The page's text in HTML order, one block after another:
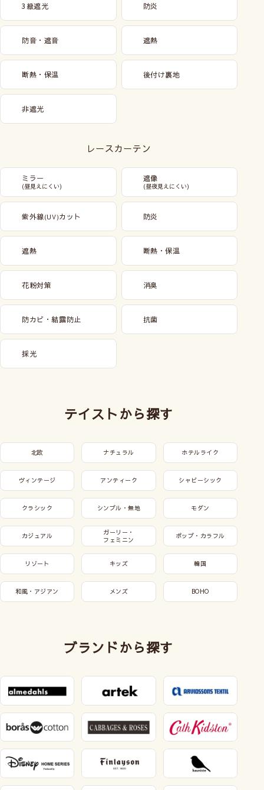
3級遮光 防炎
防音・遮音 遮熱
断熱・保温 後付け裏地
非遮光
レースカーテン
ミラー
(昼見えにくい)
遮像
(昼夜見えにくい)
紫外線(UV)カット 防炎
遮熱 断熱・保温
花粉対策 消臭
防カビ・結露防止 抗菌
採光
テイストから探す
北欧 ナチュラル ホテルライク
ヴィンテージ アンティーク シャビーシック
クラシック シンプル・無地 モダン
カジュアル
ガーリー・
フェミニン
ポップ・カラフル
リゾート キッズ 韓国
和風・アジアン メンズ BOHO
ブランドから探す